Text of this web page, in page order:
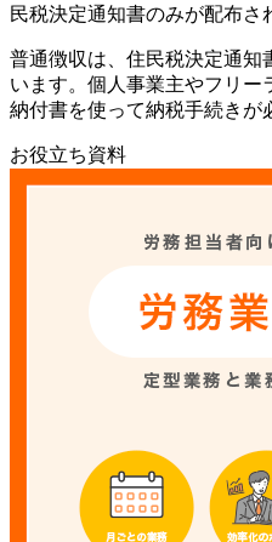
民税決定通知書のみが配布さ
普通徴収は、住民税決定通知
います。個人事業主やフリー
納付書を使って納税手続きが
お役立ち資料